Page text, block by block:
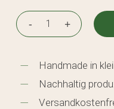
Handmade in
Nachhaltig